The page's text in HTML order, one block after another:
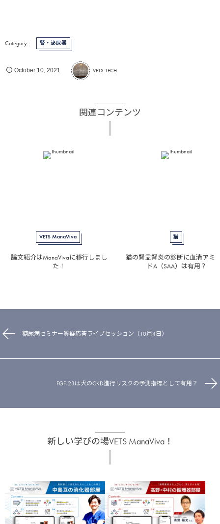
腎・泌尿器
October 10 ,2021 VETS TECH
関連コンテンツ
VETS ManaViva
論文紹介はManaVivaに移行しまし
た！
猫
猫の腎盂腎炎の診断に血清アミ
ドA（SAA）は有用？
糖尿病セミナー質疑応答ライブセッション（10月4日）
FGF-23は犬のCKD進行リスクの予測指標として有用？
新しい学びの場VETS ManaViva！